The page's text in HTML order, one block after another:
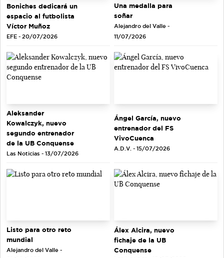
Boniches dedicará un
espacio al futbolista
Víctor Muñoz
EFE - 20/07/2026
Una medalla para
soñar
Alejandro del Valle -
11/07/2026
Aleksander
Kowalczyk, nuevo
segundo entrenador
de la UB Conquense
Las Noticias - 13/07/2026
Ángel García, nuevo
entrenador del FS
VivoCuenca
A.D.V. - 15/07/2026
Listo para otro reto
mundial
Alejandro del Valle -
Álex Alcira, nuevo
fichaje de la UB
Conquense